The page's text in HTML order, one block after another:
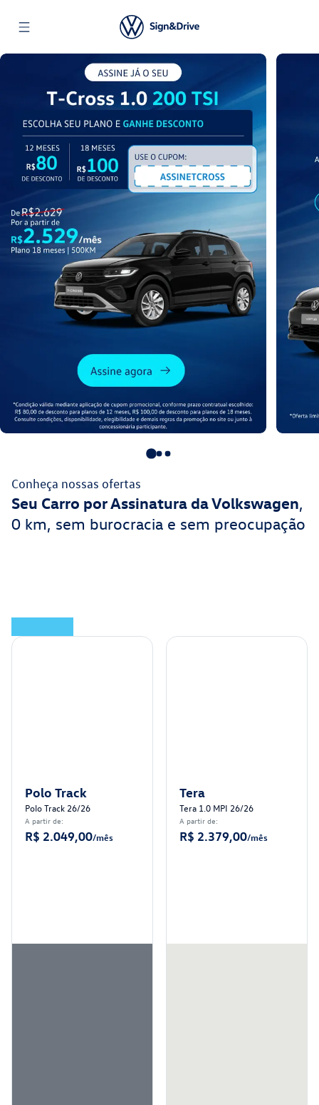
Seu Carro por Assinatura da Volkswagen,
0 km, sem burocracia e sem preocupação
Conheça nossas ofertas
Polo Track
Polo Track 26/26
A partir de:
R$ 2.049,00/mês
Tera
Tera 1.0 MPI 26/26
A partir de:
R$ 2.379,00/mês